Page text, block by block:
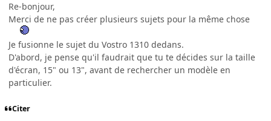
Re-bonjour,
Merci de ne pas créer plusieurs sujets pour la même chose
Je fusionne le sujet du Vostro 1310 dedans.
D'abord, je pense qu'il faudrait que tu te décides sur la taille
d'écran, 15" ou 13", avant de rechercher un modèle en
particulier.
Citer